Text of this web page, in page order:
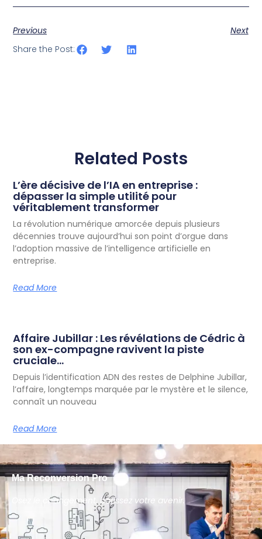
Previous
Next
Share the Post:
Related Posts
L’ère décisive de l’IA en entreprise :
dépasser la simple utilité pour
véritablement transformer
La révolution numérique amorcée depuis plusieurs
décennies trouve aujourd’hui son point d’orgue dans
l’adoption massive de l’intelligence artificielle en
entreprise.
Read More
Affaire Jubillar : Les révélations de Cédric à
son ex-compagne ravivent la piste
cruciale…
Depuis l’identification ADN des restes de Delphine Jubillar,
l’affaire, longtemps marquée par le mystère et le silence,
connaît un nouveau
Read More
Ma Reconversion Pro
Osez le changement, bâtissez votre avenir.